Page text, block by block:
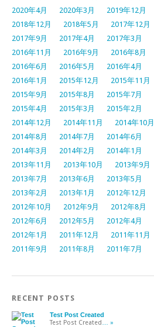
2020年4月
2020年3月 2019年12月
2018年12月
2018年5月 2017年12月
2017年9月
2017年4月 2017年3月
2016年11月
2016年9月 2016年8月
2016年6月
2016年5月 2016年4月
2016年1月
2015年12月 2015年11月
2015年9月
2015年8月 2015年7月
2015年4月
2015年3月 2015年2月
2014年12月
2014年11月 2014年10月
2014年8月
2014年7月 2014年6月
2014年3月
2014年2月 2014年1月
2013年11月
2013年10月 2013年9月
2013年7月
2013年6月 2013年5月
2013年2月
2013年1月 2012年12月
2012年10月
2012年9月 2012年8月
2012年6月
2012年5月 2012年4月
2012年1月
2011年12月 2011年11月
2011年9月
2011年8月 2011年7月
RECENT POSTS
Test Post Created
Test Post Created … »